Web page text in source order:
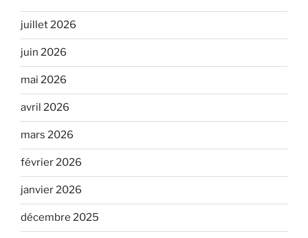
juillet 2026
juin 2026
mai 2026
avril 2026
mars 2026
février 2026
janvier 2026
décembre 2025